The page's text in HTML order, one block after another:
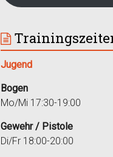
Jugend
Bogen
Mo/Mi 17:30-19:00
Gewehr / Pistole
Di/Fr 18:00-20:00